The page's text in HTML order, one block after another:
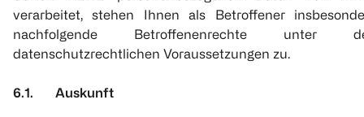
verarbeitet, stehen Ihnen als Betroffener
nachfolgende Betroffenenrechte unter
datenschutzrechtlichen Voraussetzungen zu.
6.1. Auskunft